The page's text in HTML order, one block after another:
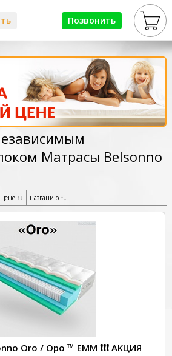
Позвонить
Матрасы Belsonno
цене ↑↓ названию ↑↓
Oro / Оро ™ ЕММ ❗❗❗ АКЦИЯ